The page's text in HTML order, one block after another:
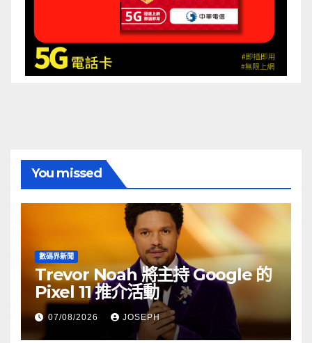
You missed
數碼界新聞
Trevor Noah 將主持 Google 的
Pixel 11 推介活動
07/08/2026 JOSEPH